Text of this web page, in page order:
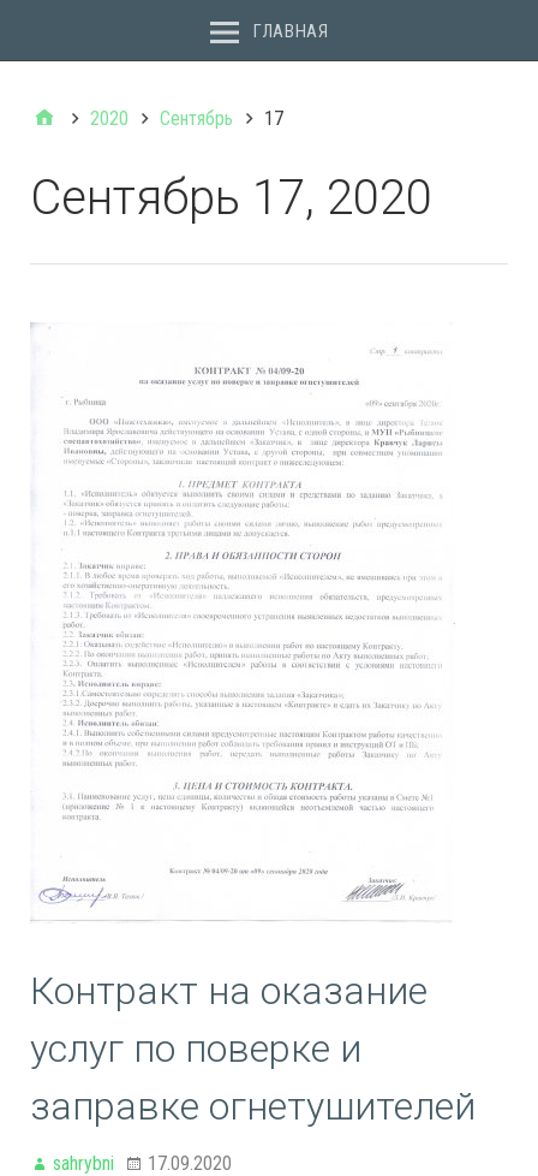
ГЛАВНАЯ
2020 Сентябрь 17
Сентябрь 17, 2020
Контракт на оказание
услуг по поверке и
заправке огнетушителей
sahrybni 17.09.2020